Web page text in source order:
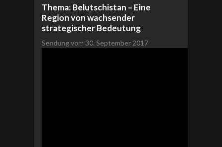
Thema: Belutschistan – Eine
Region von wachsender
strategischer Bedeutung
Sendung vom 30. September 2017